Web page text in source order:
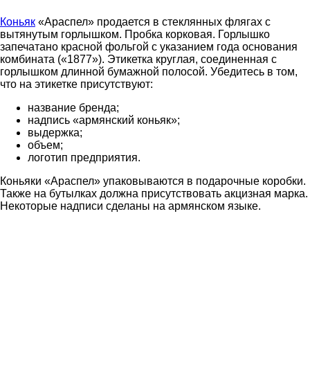
Коньяк «Араспел» продается в стеклянных флягах с
вытянутым горлышком. Пробка корковая. Горлышко
запечатано красной фольгой с указанием года основания
комбината («1877»). Этикетка круглая, соединенная с
горлышком длинной бумажной полосой. Убедитесь в том,
что на этикетке присутствуют:
название бренда;
надпись «армянский коньяк»;
выдержка;
объем;
логотип предприятия.
Коньяки «Араспел» упаковываются в подарочные коробки.
Также на бутылках должна присутствовать акцизная марка.
Некоторые надписи сделаны на армянском языке.